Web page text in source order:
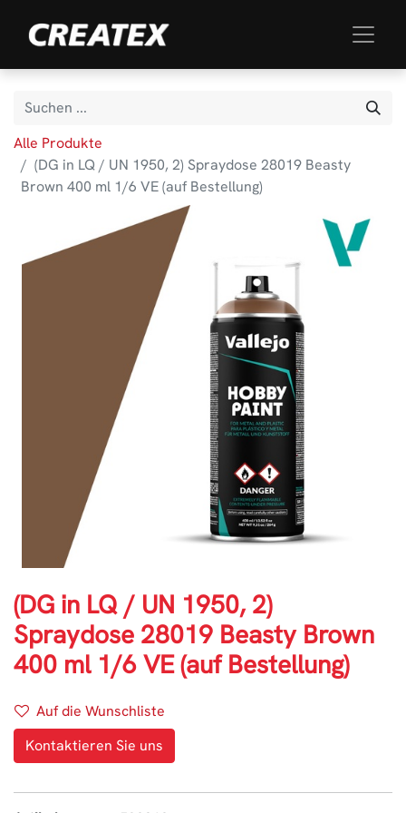
Alle Produkte
(DG in LQ / UN 1950, 2) Spraydose 28019 Beasty
Brown 400 ml 1/6 VE (auf Bestellung)
(DG in LQ / UN 1950, 2)
Spraydose 28019 Beasty Brown
400 ml 1/6 VE (auf Bestellung)
Auf die Wunschliste
Kontaktieren Sie uns